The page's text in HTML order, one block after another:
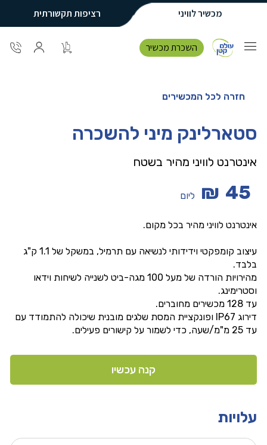
מכשיר לוויני רציפות תקשורתית
השכרת מכשיר
חזרה לכל המכשירים
סטארלינק מיני להשכרה
אינטרנט לוויני מהיר בשטח
45
₪ ליום
אינטרנט לוויני מהיר בכל מקום.
עיצוב קומפקטי וידידותי לנשיאה עם תרמיל, במשקל של 1.1 ק"ג
בלבד.
מהירויות הורדה של מעל 100 מגה-ביט לשנייה לשיחות וידאו
וסטרימינג.
עד 128 מכשירים מחוברים.
דירוג IP67 ופונקציית המסת שלגים מובנית שיכולה להתמודד עם
עד 25 מ"מ/שעה, כדי לשמור על קישורים פעילים.
קנה עכשיו
עלויות